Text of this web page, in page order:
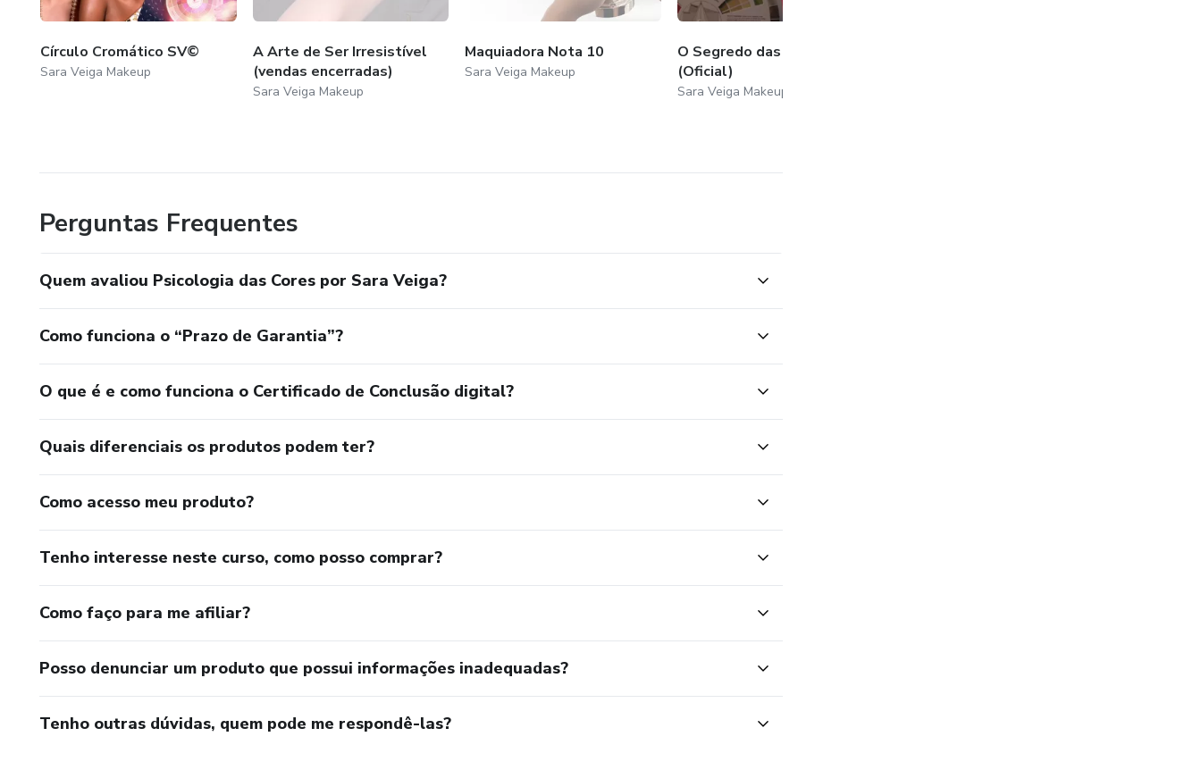
Círculo Cromático SV©
Sara Veiga Makeup
A Arte de Ser Irresistível
(vendas encerradas)
Sara Veiga Makeup
Maquiadora Nota 10
Sara Veiga Makeup
O Segredo das Cores 2.0
(Oficial)
Sara Veiga Makeup
Perguntas Frequentes
Quem avaliou Psicologia das Cores por Sara Veiga?
Como funciona o “Prazo de Garantia”?
O que é e como funciona o Certificado de Conclusão digital?
Quais diferenciais os produtos podem ter?
Como acesso meu produto?
Tenho interesse neste curso, como posso comprar?
Como faço para me afiliar?
Posso denunciar um produto que possui informações inadequadas?
Tenho outras dúvidas, quem pode me respondê-las?